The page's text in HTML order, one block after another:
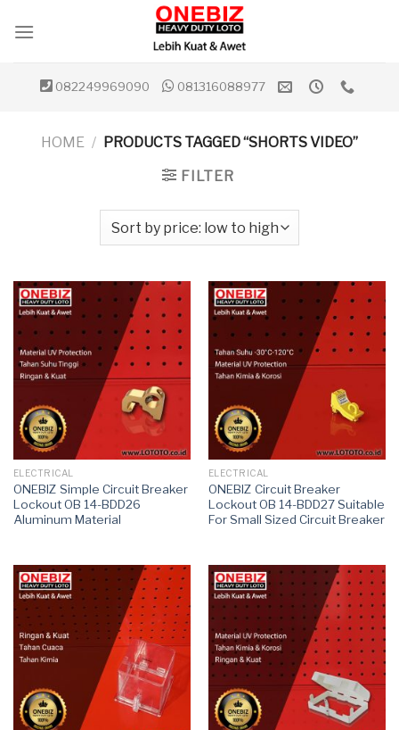
082249969090 081316088977
HOME / PRODUCTS TAGGED “SHORTS VIDEO”
FILTER
ELECTRICAL
ONEBIZ Simple Circuit Breaker
Lockout OB 14-BDD26
Aluminum Material
ELECTRICAL
ONEBIZ Circuit Breaker
Lockout OB 14-BDD27 Suitable
For Small Sized Circuit Breaker